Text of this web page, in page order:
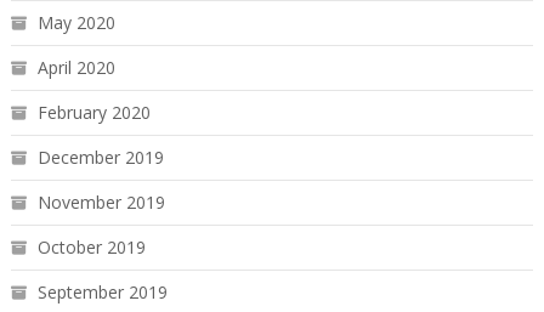
May 2020
April 2020
February 2020
December 2019
November 2019
October 2019
September 2019